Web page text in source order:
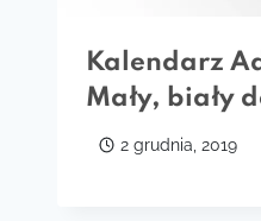
Kalendarz
Mały, biały
2 grudnia, 2019